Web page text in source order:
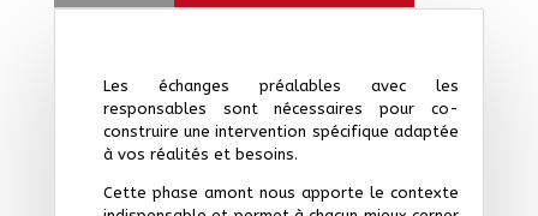
Les échanges préalables avec les
responsables sont nécessaires pour co-
construire une intervention spécifique adaptée
à vos réalités et besoins.
Cette phase amont nous apporte le contexte